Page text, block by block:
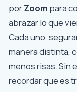
porZoom para
abrazar lo que
Cada uno,
manera distinta,
menos risas. Sin
recordar que es